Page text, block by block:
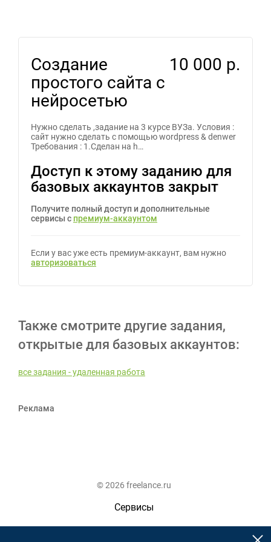
Создание
простого сайта с
нейросетью
10 000 р.
Нужно сделать ,задание на 3 курсе ВУЗа. Условия :
сайт нужно сделать с помощью wordpress & denwer
Требования : 1.Сделан на h…
Доступ к этому заданию для
базовых аккаунтов закрыт
Получите полный доступ и дополнительные
сервисы с премиум-аккаунтом
Если у вас уже есть премиум-аккаунт, вам нужно
авторизоваться
Также смотрите другие задания,
открытые для базовых аккаунтов:
все задания - удаленная работа
Реклама
© 2026 freelance.ru
Сервисы
Помощь